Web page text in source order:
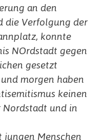
an den
die Verfolgung der
konnte
NOrdstadt gegen
gesetzt
morgen haben
keinen
und in
jungen Menschen